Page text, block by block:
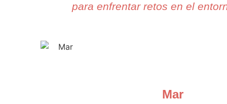
para enfrentar retos en el
Mar